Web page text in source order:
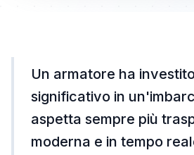
Un armatore ha
significativo in
aspetta sempre più
moderna e in tempo